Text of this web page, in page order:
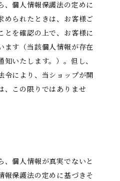
、個人情報保護法の定めに
められたときは、お客様ご
とを確認の上で、お客様に
ます（当該個人情報が存在
いたします。）。但し、
令により、当ショップが開
、この限りではありませ
、個人情報が真実でないと
報保護法の定めに基づきそ